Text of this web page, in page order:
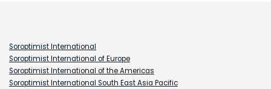
Soroptimist International
Soroptimist International of Europe
Soroptimist International of the Americas
Soroptimist International South East Asia Pacific